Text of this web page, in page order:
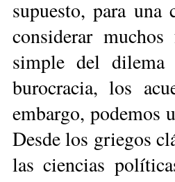
supuesto, para una
considerar
simple del
burocracia, los
embargo, po­de­mos
Desde los griegos
las ciencias